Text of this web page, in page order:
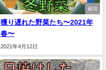
栽培
獲り遅れた野菜たち〜2021年
春〜
2021年4月12日